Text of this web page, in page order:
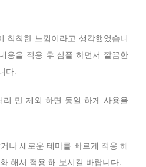
칙칙한 느낌이라고 생각했었습니
용을 적용 후 심플 하면서 깔끔한
다.
만 제외 하면 동일 하게 사용을
나 새로운 테마를 빠르게 적용 해
해서 적용 해 보시길 바랍니다.